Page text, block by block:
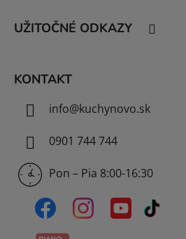
UŽITOČNÉ ODKAZY
KONTAKT
info@kuchynovo.sk
0901 744 744
Pon – Pia 8:00-16:30